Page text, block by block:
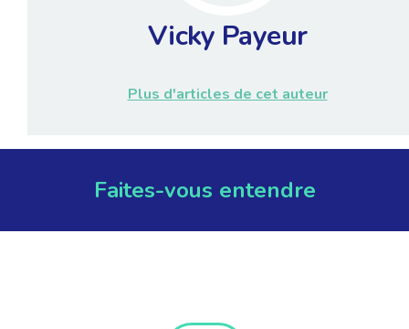
Vicky Payeur
Plus d'articles de cet auteur
Faites-vous entendre